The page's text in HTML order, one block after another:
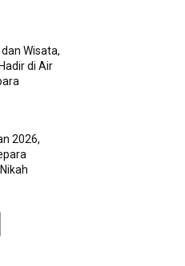
Wisata,
di Air
2026,